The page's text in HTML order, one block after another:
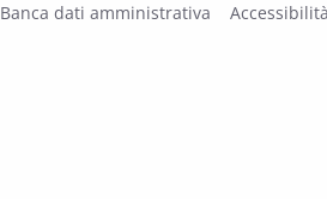
Banca dati amministrativa Accessibilità